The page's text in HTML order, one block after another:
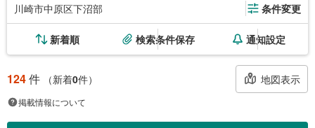
川崎市中原区下沼部 条件変更
新着順 検索条件保存 通知設定
124件 （新着0件） 地図表示
掲載情報について